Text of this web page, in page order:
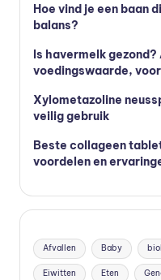
Hoe vind je een baan
balans?
Is havermelk gezond?
voedingswaarde,
Xylometazoline
veilig gebruik
Beste collageen
voordelen en
Afvallen Baby
Eiwitten Eten